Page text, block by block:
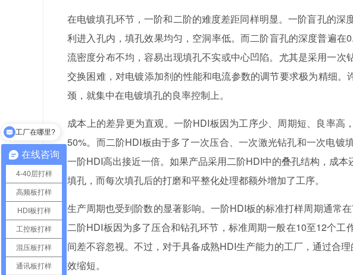
在电镀填孔环节，一阶和二阶的难度差距同样明显。一阶盲孔的深
利进入孔内，填孔效果均匀，空洞率低。而二阶盲孔的深度普遍
流密度分布不均，容易出现填孔不实或中心凹陷。尤其是采用一
交换困难，对电镀添加剂的性能和电流参数的调节要求极为精细
颈，就集中在电镀填孔的良率控制上。
成本上的差异更为直观。一阶HDI板因为工序少、周期短、良率高
50%。而二阶HDI板由于多了一次压合、一次激光钻孔和一次电镀
一阶HDI高出接近一倍。如果产品采用二阶HDI中的叠孔结构，成
填孔，而每次填孔后的打磨和平整化处理都额外增加了工序。
生产周期也受到阶数的显著影响。一阶HDI板的标准打样周期通常
二阶HDI板因为多了压合和钻孔环节，标准周期一般在10至12个
间差不容忽视。不过，对于具备成熟HDI生产能力的工厂，通过合
效缩短。
在线咨询
4-40层打样
高频板打样
HDI板打样
工控板打样
混压板打样
通讯板打样
最小孔距是多少？